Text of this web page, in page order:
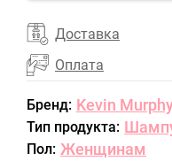
Доставка
Оплата
Бренд: Kevin
Тип продукта:
Пол: Женщинам